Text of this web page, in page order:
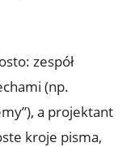
zespół
(np.
a projektant
kroje pisma,